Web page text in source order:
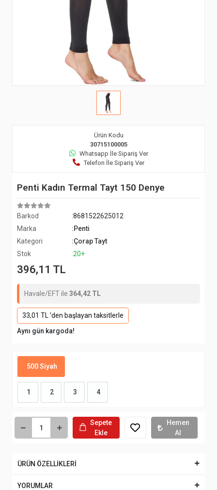
Ürün Kodu
30715100005
Whatsapp İle Sipariş Ver
Telefon İle Sipariş Ver
Penti Kadın Termal Tayt 150 Denye
Barkod
:8681522625012
Marka
:Penti
Kategori
:Çorap Tayt
Stok
:20+
396,11 TL
Havale/EFT ile 364,42 TL
33,01 TL 'den başlayan taksitlerle
Aynı gün kargoda!
500 Siyah
1 2 3 4
Sepete
Ekle
Hemen
Al
ÜRÜN ÖZELLİKLERİ
YORUMLAR